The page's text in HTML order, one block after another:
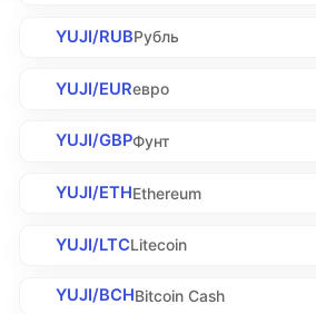
YUJI/RUBРубль
YUJI/EURевро
YUJI/GBPФунт
YUJI/ETHEthereum
YUJI/LTCLitecoin
YUJI/BCHBitcoin Cash